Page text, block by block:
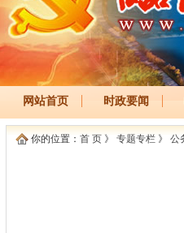
网站首页 时政要闻
你的位置： 首 页 》 专题专栏 》 公